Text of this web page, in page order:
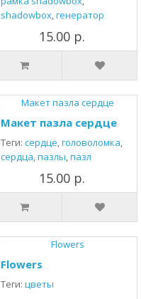
shadowbox,генератор
15.00 р.
Макет пазла сердце
Теги: сердце,головоломка,
сердца,пазлы,пазл
15.00 р.
Flowers
Теги: цветы